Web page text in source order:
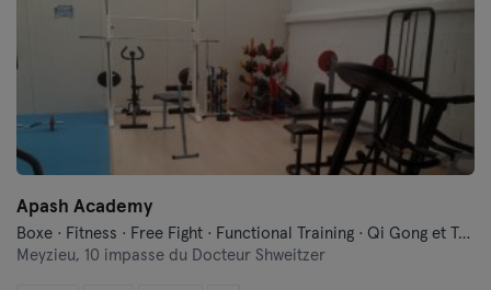
Apash Academy
Boxe · Fitness · Free Fight · Functional Training · Qi Gong et Tai Chi
Meyzieu, 10 impasse du Docteur Shweitzer